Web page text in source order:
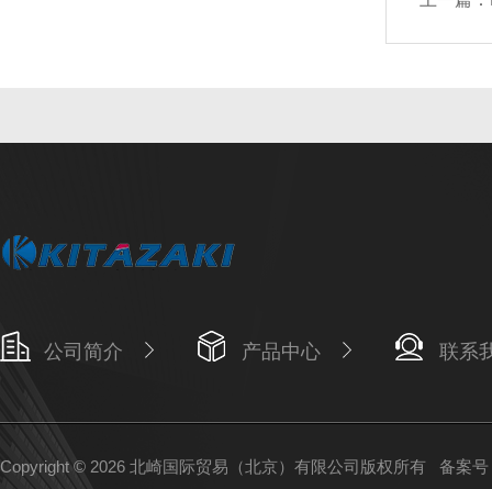
公司简介 产品中心 联系
Copyright © 2026 北崎国际贸易（北京）有限公司版权所有 备案号